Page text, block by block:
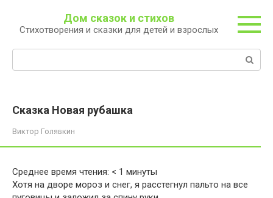
контенту
Дом сказок и стихов
Стихотворения и сказки для детей и взрослых
Сказка Новая рубашка
Виктор Голявкин
Среднее время чтения: < 1 минуты
Хотя на дворе мороз и снег, я расстегнул пальто на все